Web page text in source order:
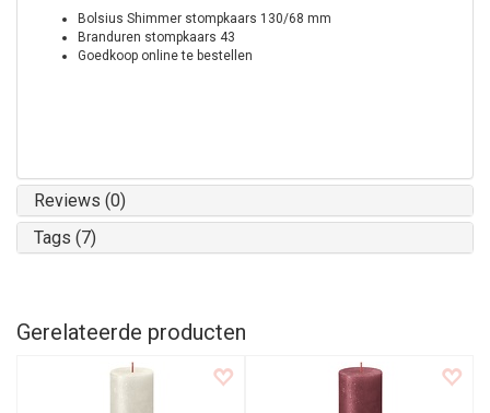
Bolsius Shimmer stompkaars 130/68 mm
Branduren stompkaars 43
Goedkoop online te bestellen
Reviews (0)
Tags (7)
Gerelateerde producten